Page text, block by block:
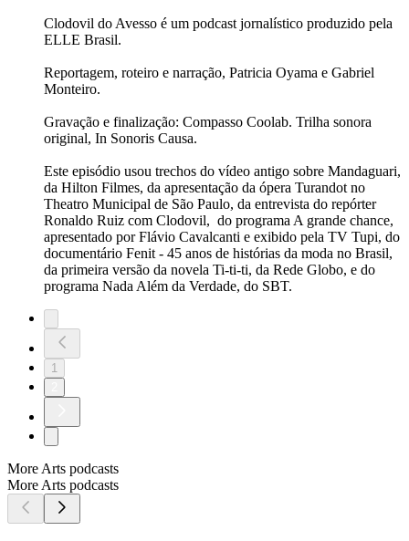
Clodovil do Avesso é um podcast jornalístico produzido pela
ELLE Brasil.
Reportagem, roteiro e narração, Patricia Oyama e Gabriel
Monteiro.
Gravação e finalização: Compasso Coolab. Trilha sonora
original, In Sonoris Causa.
Este episódio usou trechos do vídeo antigo sobre Mandaguari,
da Hilton Filmes, da apresentação da ópera Turandot no
Theatro Municipal de São Paulo, da entrevista do repórter
Ronaldo Ruiz com Clodovil, do programa A grande chance,
apresentado por Flávio Cavalcanti e exibido pela TV Tupi, do
documentário Fenit - 45 anos de histórias da moda no Brasil,
da primeira versão da novela Ti-ti-ti, da Rede Globo, e do
programa Nada Além da Verdade, do SBT.
1
More Arts podcasts
More Arts podcasts